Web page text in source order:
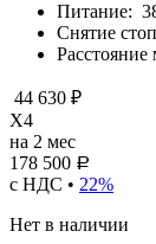
Питание:
Снятие
44 630 ₽
X4
на 2 мес
178 500 Р
с НДС • 22%
Нет в наличии